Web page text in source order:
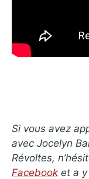
Si vous avez
avec Jocelyn
Révoltes,
Facebook et a